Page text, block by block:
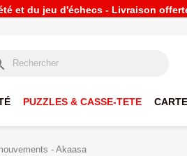
et du jeu d'échecs - Livraison
PUZZLES & CASSE-TETE
- Akaasa